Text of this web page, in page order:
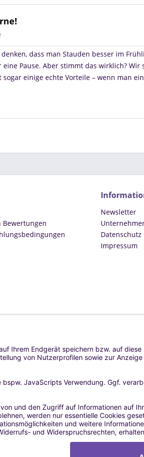
dass man Stauden besser im
eine Pause. Aber stimmt das wirklich? Wir
sogar einige echte Vorteile – wenn man
Bewertungen
Newsletter
Datenschutz
Impressum